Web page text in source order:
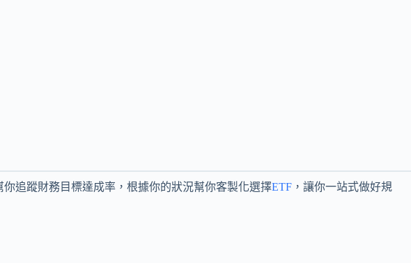
追蹤財務目標達成率，根據你的狀況幫你客製化選擇ETF ，讓你一站式做好規